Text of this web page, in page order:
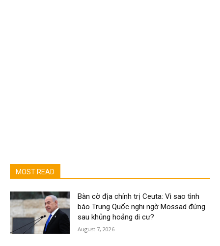
MOST READ
Bàn cờ địa chính trị Ceuta: Vì sao tình
báo Trung Quốc nghi ngờ Mossad đứng
sau khủng hoảng di cư?
August 7, 2026